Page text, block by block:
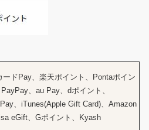
ドPay、楽天ポイント、Pontaポイン
、au Pay、dポイント、
、iTunes(Apple Gift Card)、Amazon
eGift、Gポイント、Kyash